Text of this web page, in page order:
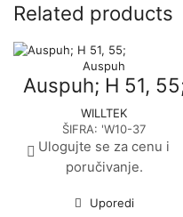
Related products
Auspuh
Auspuh; H 51,
WILLTEK
ŠIFRA: 'W10-37
Ulogujte se za cenu i
poručivanje.
Uporedi